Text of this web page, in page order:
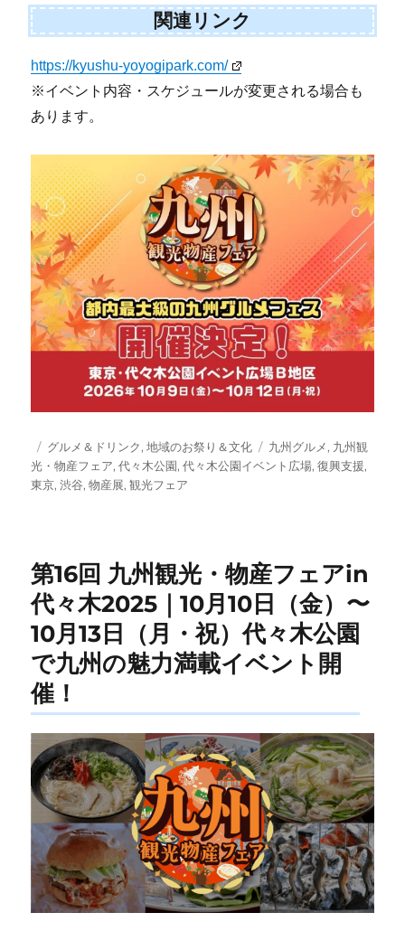
関連リンク
https://kyushu-yoyogipark.com/
※イベント内容・スケジュールが変更される場合も
あります。
投
稿
日:
カ
テ
ゴ
グルメ＆ドリンク,地域のお祭り＆文化
タ
グ
九州グルメ, 九州観
光・物産フェア,代々木公園,代々木公園イベント広場,復興支援,
東京,渋谷,物産展,観光フェア
第16回 九州観光・物産フェアin
代々木2025｜10月10日（金）〜
10月13日（月・祝）代々木公園
で九州の魅力満載イベント開
催！